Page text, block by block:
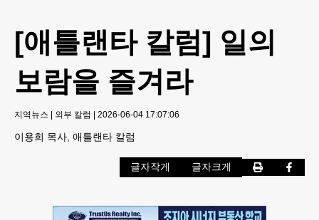
[애틀랜타 칼럼] 일의
보람을 즐겨라
지역뉴스 | 외부 칼럼 | 2026-06-04 17:07:06
이용희 목사, 애틀랜타 칼럼
글자작게 글자크게